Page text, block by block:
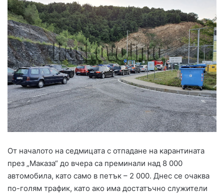
От началото на седмицата с отпадане на карантината
през „Маказа“ до вчера са преминали над 8 000
автомобила, като само в петък – 2 000. Днес се очаква
по-голям трафик, като ако има достатъчно служители